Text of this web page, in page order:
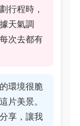
行程時，
天氣調
次去都有
環境很脆
片美景。
享，讓我